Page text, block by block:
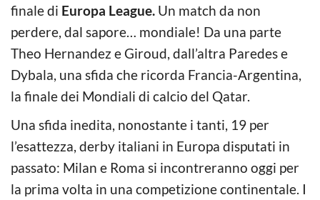
finale di Europa League. Un match da non
perdere, dal sapore… mondiale! Da una parte
Theo Hernandez e Giroud, dall’altra Paredes e
Dybala, una sfida che ricorda Francia-Argentina,
la finale dei Mondiali di calcio del Qatar.
Una sfida inedita, nonostante i tanti, 19 per
l’esattezza, derby italiani in Europa disputati in
passato: Milan e Roma si incontreranno oggi per
la prima volta in una competizione continentale. I